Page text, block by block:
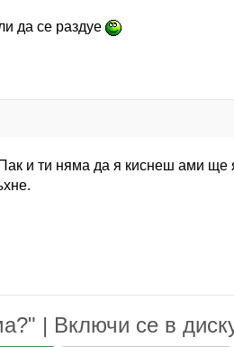
да се раздуе
и ти няма да я киснеш ами
| Включи се в